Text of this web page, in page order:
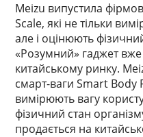
Meizu випустила
Scale, які не тільки
але і оцінюють
«Розумний» гаджет
китайському ринку.
смарт-ваги Smart Body
вимірюють вагу
фізичний стан
продається на